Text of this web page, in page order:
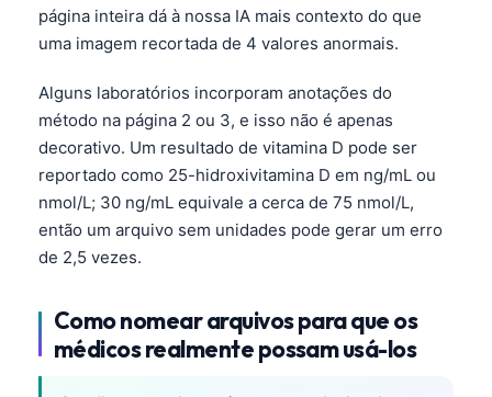
página inteira dá à nossa IA mais contexto do que
uma imagem recortada de 4 valores anormais.
Alguns laboratórios incorporam anotações do
método na página 2 ou 3, e isso não é apenas
decorativo. Um resultado de vitamina D pode ser
reportado como 25-hidroxivitamina D em ng/mL ou
nmol/L; 30 ng/mL equivale a cerca de 75 nmol/L,
então um arquivo sem unidades pode gerar um erro
de 2,5 vezes.
Como nomear arquivos para que os
médicos realmente possam usá-los